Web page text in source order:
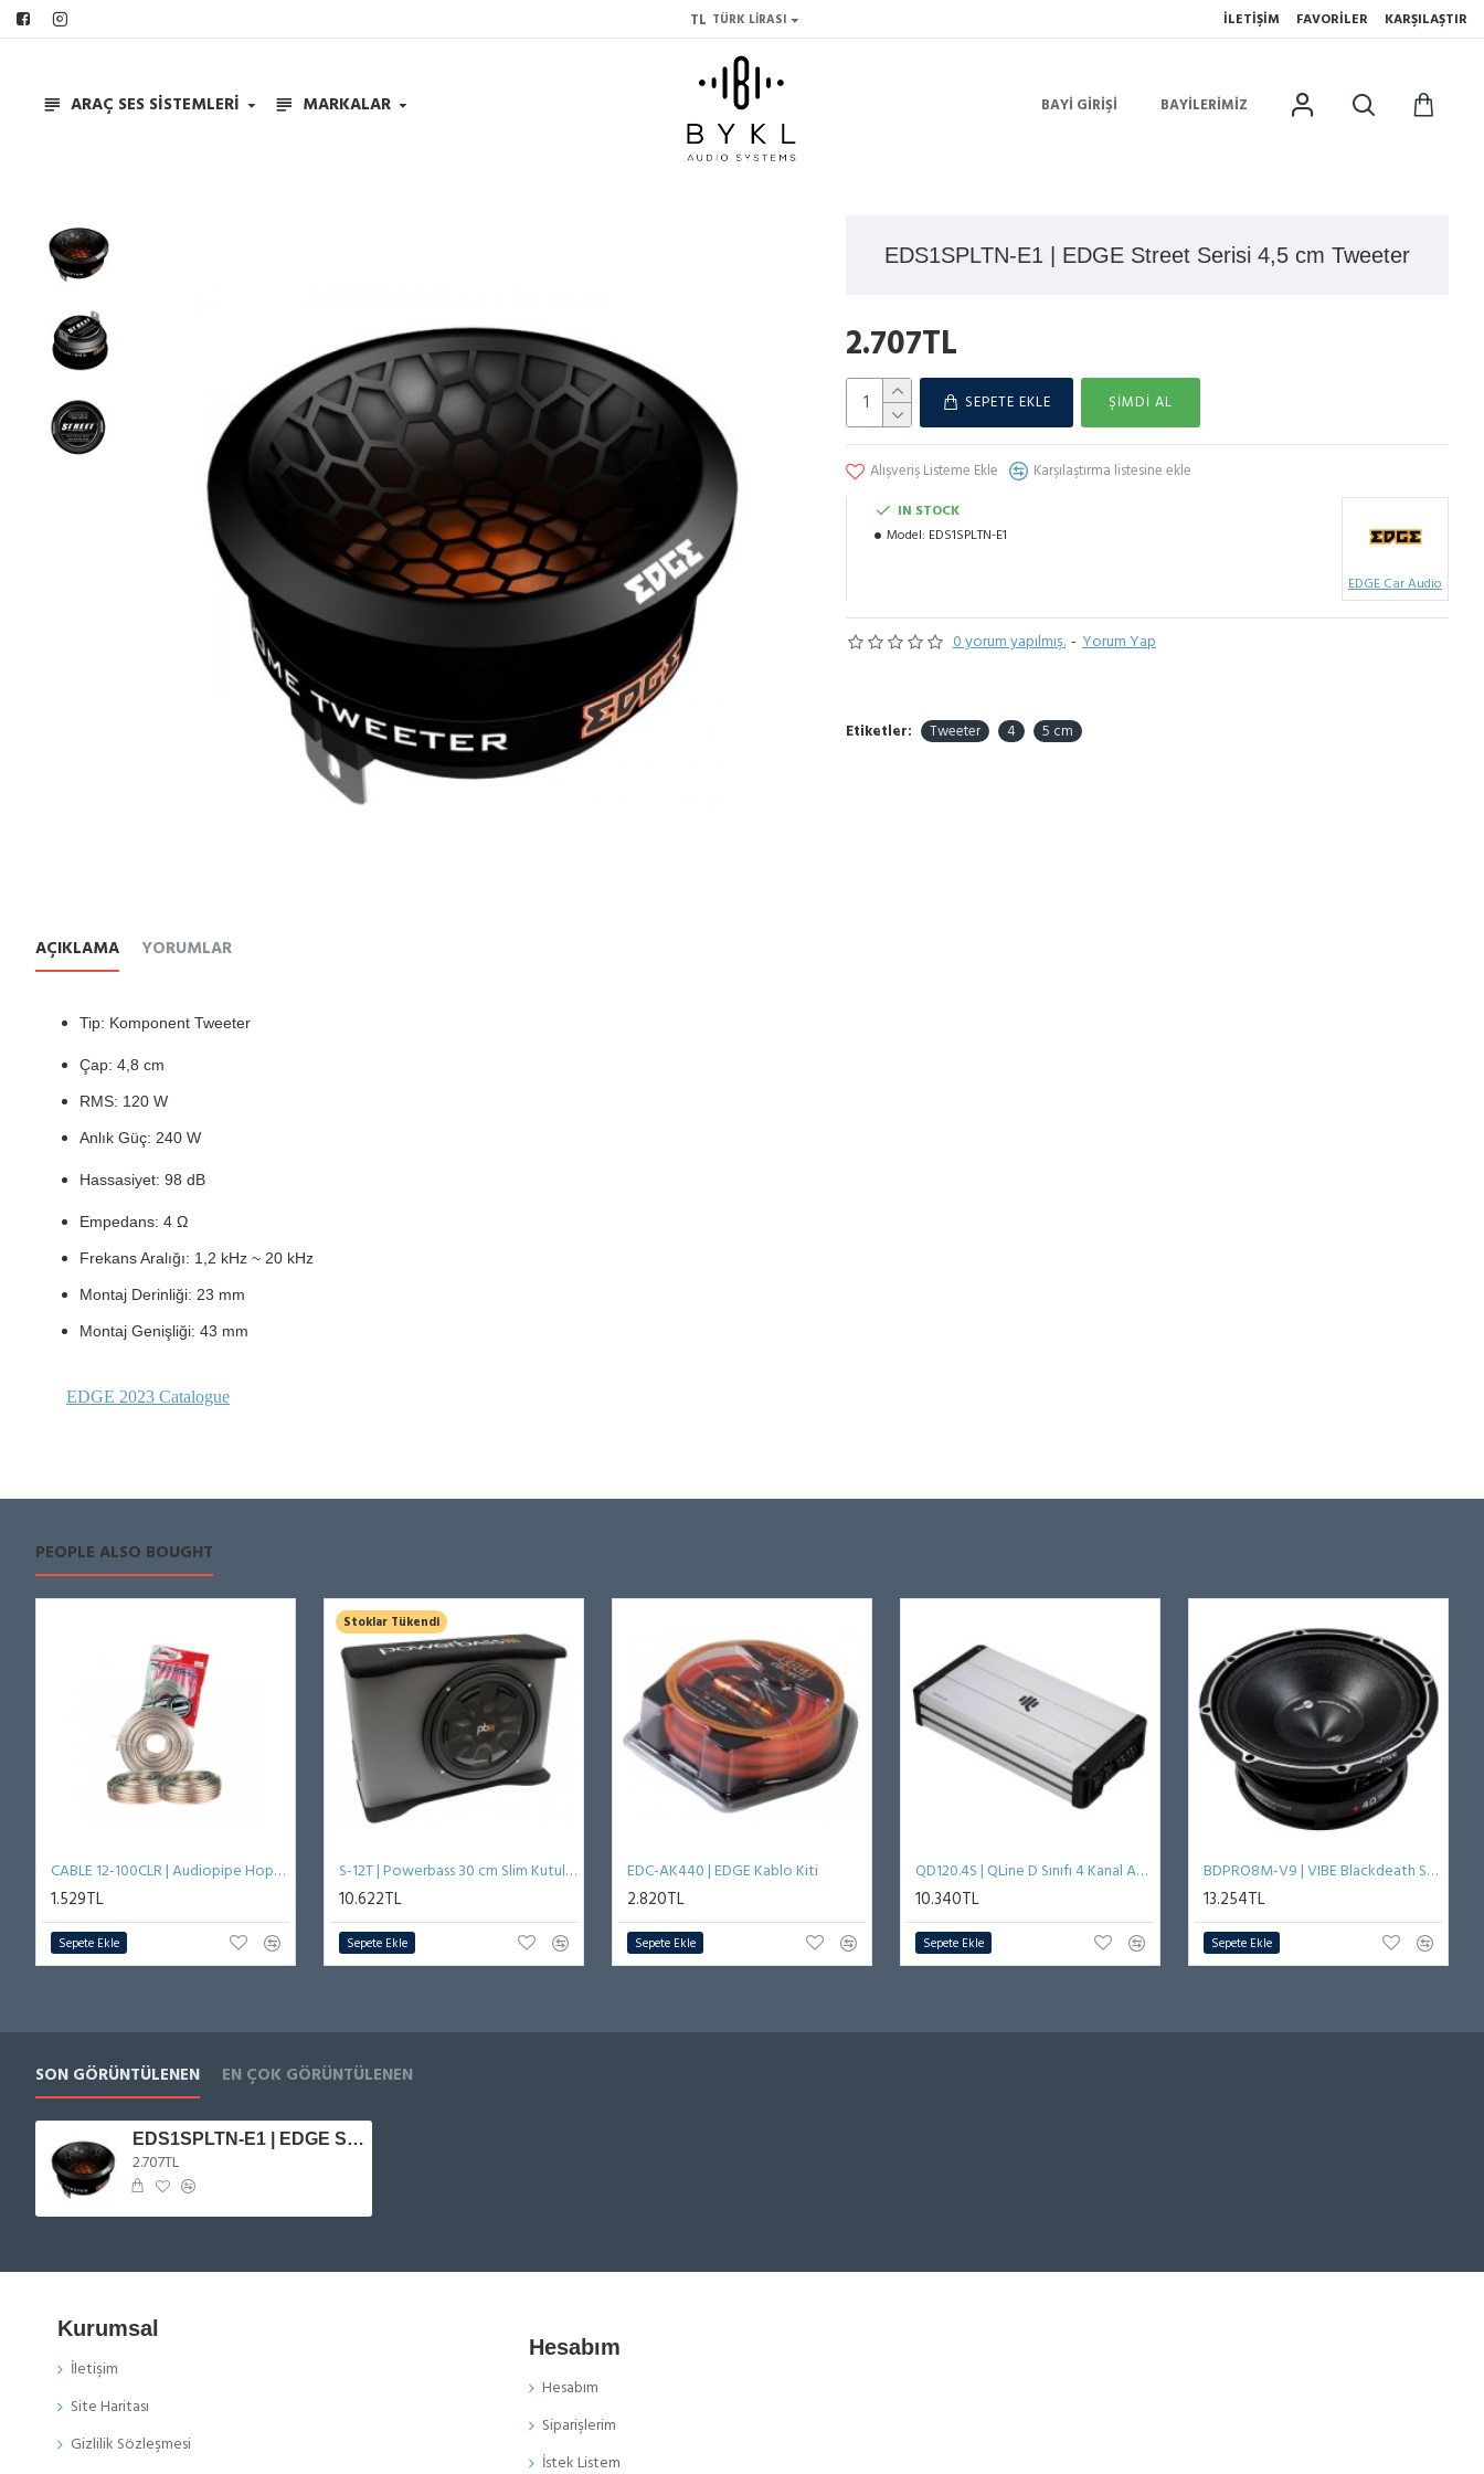
TL TÜRK LIRASI İLETIŞIM FAVORILER KARŞILAŞTIR
ARAÇ SES SISTEMLERI MARKALAR BAYI GIRIŞI BAYILERIMIZ
EDS1SPLTN-E1 | EDGE Street Serisi 4,5 cm Tweeter
IN STOCK
Model: EDS1SPLTN-E1
EDGE Car Audio
0 yorum yapılmış. - Yorum Yap
2.707TL
SEPETE EKLE ŞIMDI AL
Alışveriş Listeme Ekle Karşılaştırma listesine ekle
Etiketler: Tweeter 4 5 cm
AÇIKLAMA YORUMLAR
Tip: Komponent Tweeter
Çap: 4,8 cm
RMS: 120 W
Anlık Güç: 240 W
Hassasiyet: 98 dB
Empedans: 4 Ω
Frekans Aralığı: 1,2 kHz ~ 20 kHz
Montaj Derinliği: 23 mm
Montaj Genişliği: 43 mm
EDGE 2023 Catalogue
PEOPLE ALSO BOUGHT
CABLE 12-100CLR | Audiopipe Hoparlör Kablosu
1.529TL
Sepete Ekle
Stoklar Tükendi
S-12T | Powerbass 30 cm Slim Kutulu Subwoofer
10.622TL
Sepete Ekle
EDC-AK440 | EDGE Kablo Kiti
2.820TL
Sepete Ekle
QD120.4S | QLine D Sınıfı 4 Kanal Amplifikatör
10.340TL
Sepete Ekle
BDPRO8M-V9 | VIBE Blackdeath Serisi 20 cm Midrange
13.254TL
Sepete Ekle
SON GÖRÜNTÜLENEN EN ÇOK GÖRÜNTÜLENEN
EDS1SPLTN-E1 | EDGE Street Serisi 4,5 cm Tweeter
2.707TL
Kurumsal
İletişim
Site Haritası
Gizlilik Sözleşmesi
Hesabım
Hesabım
Siparişlerim
İstek Listem